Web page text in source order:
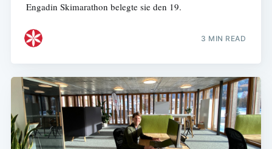
Engadin Skimarathon belegte sie den 19.
3 MIN READ